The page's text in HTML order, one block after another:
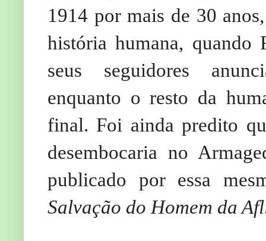
1914 por mais de 30
história humana,
seus seguidores
enquanto o resto da
final. Foi ainda predito
desembocaria no
publicado por essa
Salvação do Homem da